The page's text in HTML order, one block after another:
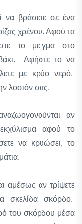
να βράσετε σε ένα
χρένου. Αφού τα
το μείγμα στο
Αφήστε το να
με κρύο νερό.
λοσιόν σας.
αν
αφού το
να κρυώσει, το
αμέσως αν τρίψετε
σκόρδο.
του σκόρδου μέσα